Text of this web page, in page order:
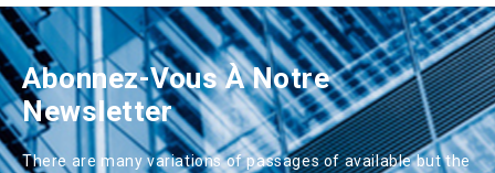
Abonnez-Vous À Notre
Newsletter
There are many variations of passages of available but the